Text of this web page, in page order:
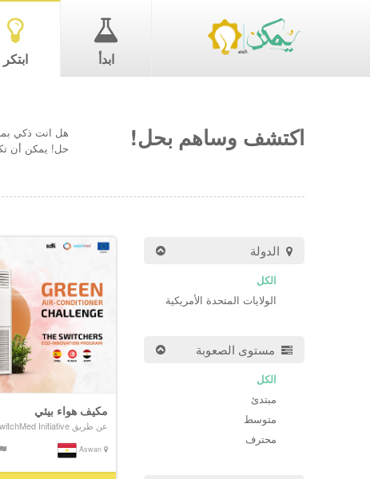
ابدأ ابتكر
اكتشف وساهم بحل!
هل انت ذكي
حل! يمكن أن
الدولة
الكل
الولايات المتحدة الأمريكية
مستوى الصعوبة
الكل
مبتدئ
متوسط
محترف
مكيف هواء بيئي
عن طريق The SwitchMed Initiative -
Aswan